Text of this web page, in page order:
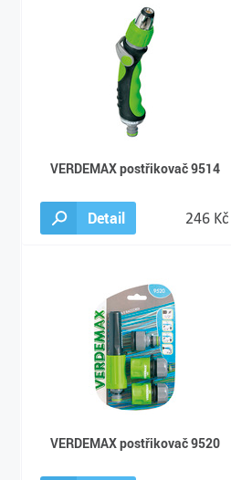
VERDEMAX postřikovač 9514
Detail 246 Kč
VERDEMAX postřikovač 9520